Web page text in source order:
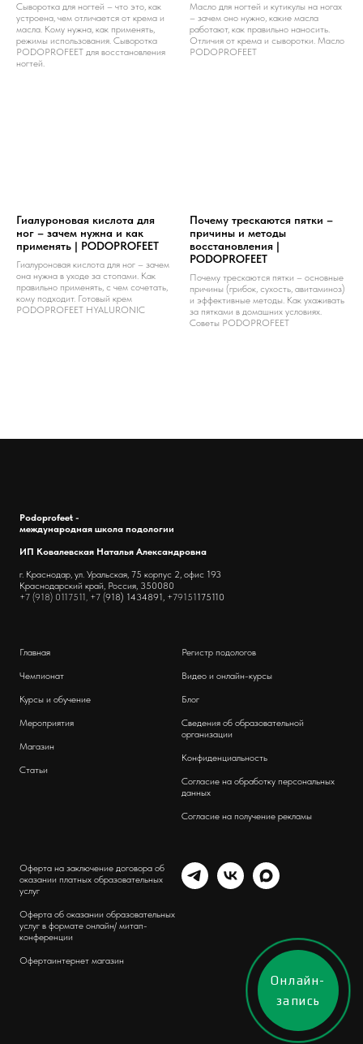
Сыворотка для ногтей – что это, как
устроена, чем отличается от крема и
масла. Кому нужна, как применять,
режимы использования. Сыворотка
PODOPROFEET для восстановления
ногтей.
Масло для ногтей и кутикулы на ногах
– зачем оно нужно, какие масла
работают, как правильно наносить.
Отличия от крема и сыворотки. Масло
PODOPROFEET
Гиалуроновая кислота для
ног – зачем нужна и как
применять | PODOPROFEET
Гиалуроновая кислота для ног – зачем
она нужна в уходе за стопами. Как
правильно применять, с чем сочетать,
кому подходит. Готовый крем
PODOPROFEET HYALURONIC
Почему трескаются пятки –
причины и методы
восстановления |
PODOPROFEET
Почему трескаются пятки – основные
причины (грибок, сухость, авитаминоз)
и эффективные методы. Как ухаживать
за пятками в домашних условиях.
Советы PODOPROFEET
Podoprofeet -
международная школа подологии
ИП Ковалевская Наталья Александровна
г. Краснодар, ул. Уральская, 75 корпус 2, офис 193
Краснодарский край, Россия, 350080
+7 (918) 0117511, +7 (918) 1434891, +79151175110
Главная
Чемпионат
Курсы и обучение
Мероприятия
Магазин
Статьи
Регистр подологов
Видео и онлайн-курсы
Блог
Сведения об образовательной
организации
Конфиденциальность
Согласие на обработку персональных
данных
Согласие на получение рекламы
Оферта на заключение договора об
оказании платных образовательных
услуг
Оферта об оказании образовательных
услуг в формате онлайн/ митап-
конференции
Офертаинтернет магазин
Онлайн-
запись